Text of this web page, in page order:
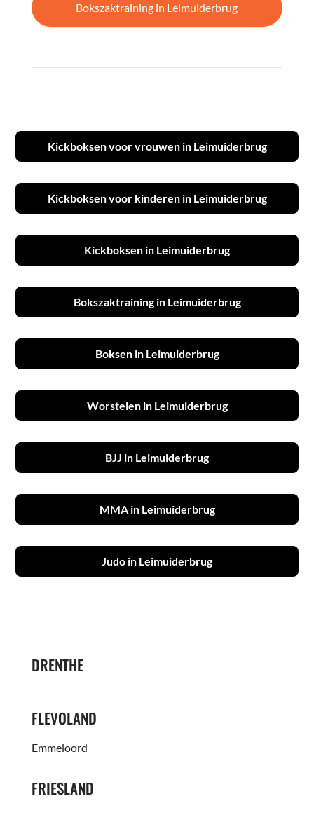
Bokszaktraining in Leimuiderbrug
Kickboksen voor vrouwen in Leimuiderbrug
Kickboksen voor kinderen in Leimuiderbrug
Kickboksen in Leimuiderbrug
Bokszaktraining in Leimuiderbrug
Boksen in Leimuiderbrug
Worstelen in Leimuiderbrug
BJJ in Leimuiderbrug
MMA in Leimuiderbrug
Judo in Leimuiderbrug
DRENTHE
FLEVOLAND
Emmeloord
FRIESLAND